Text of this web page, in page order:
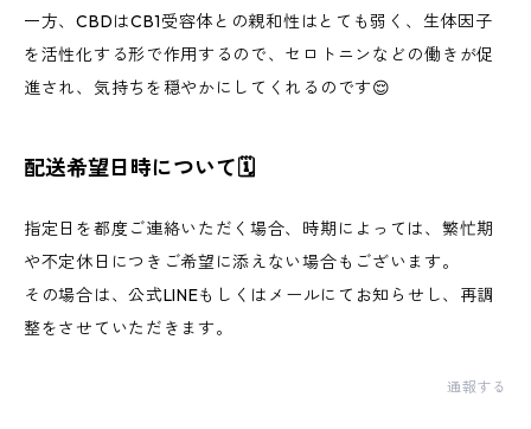
一方、CBDはCB1受容体との親和性はとても弱く、生体因子
を活性化する形で作用するので、セロトニンなどの働きが促
進され、気持ちを穏やかにしてくれるのです😌
配送希望日時について🗓
指定日を都度ご連絡いただく場合、時期によっては、繁忙期
や不定休日につきご希望に添えない場合もございます。
その場合は、公式LINEもしくはメールにてお知らせし、再調
整をさせていただきます。
通報する